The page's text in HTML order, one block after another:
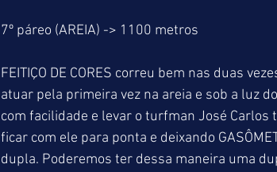
7º páreo (AREIA) -> 1100 metros
FEITIÇO DE CORES correu bem nas duas
atuar pela primeira vez na areia e sob a luz
com facilidade e levar o turfman José
ficar com ele para ponta e deixando
dupla. Poderemos ter dessa maneira uma